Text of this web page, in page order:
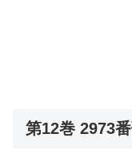
第12巻 2973